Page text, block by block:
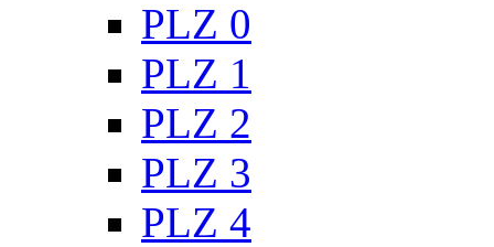
PLZ 0
PLZ 1
PLZ 2
PLZ 3
PLZ 4